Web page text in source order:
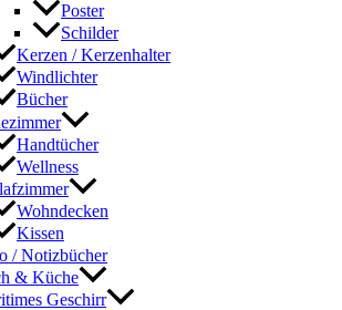
Poster
Schilder
Kerzen / Kerzenhalter
Windlichter
Bücher
Handtücher
Wellness
Wohndecken
Kissen
/ Notizbücher
& Küche
Geschirr